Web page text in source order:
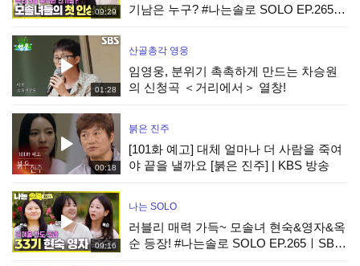
09:29
기남은 누구? #나는솔로 SOLO EP.265ㅣ
01:28
산골총각 영웅
임영웅, 분위기 촉촉하게 만드는 차승원
의 신청곡 ＜거리에서＞ 열창!
00:18
붉은 진주
[101화 예고] 대체 얼마나 더 사람을 죽여
야 끝을 낼까요 [붉은 진주] | KBS 방송
09:16
나는 SOLO
러블리 매력 가득~ 모솔녀 현숙&영자&옥
순 등장! #나는솔로 SOLO EP.265ㅣSBS